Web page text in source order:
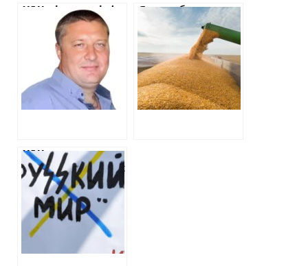
ХАЦ дізнався ім’я
ще одного
депутата
Куп’янської
міськради, який
працював на
ворога
Як колаборанти на
Харківщині
вивозили
українське зерно:
подробиці
ХАЦ
ідентифікував так
званого
«начальника
відділу ЖКГ» в
Ізюмі та
помічника
гауляйтера